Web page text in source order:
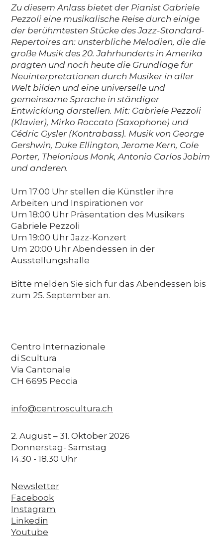
Zu diesem Anlass bietet der Pianist Gabriele
Pezzoli eine musikalische Reise durch einige
der berühmtesten Stücke des Jazz-Standard-
Repertoires an: unsterbliche Melodien, die die
große Musik des 20. Jahrhunderts in Amerika
prägten und noch heute die Grundlage für
Neuinterpretationen durch Musiker in aller
Welt bilden und eine universelle und
gemeinsame Sprache in ständiger
Entwicklung darstellen. Mit: Gabriele Pezzoli
(Klavier), Mirko Roccato (Saxophone) und
Cédric Gysler (Kontrabass). Musik von George
Gershwin, Duke Ellington, Jerome Kern, Cole
Porter, Thelonious Monk, Antonio Carlos Jobim
und anderen.
Um 17:00 Uhr stellen die Künstler ihre
Arbeiten und Inspirationen vor
Um 18:00 Uhr Präsentation des Musikers
Gabriele Pezzoli
Um 19:00 Uhr Jazz-Konzert
Um 20:00 Uhr Abendessen in der
Ausstellungshalle
Bitte melden Sie sich für das Abendessen bis
zum 25. September an.
Centro Internazionale
di Scultura
Via Cantonale
CH 6695 Peccia
info@centroscultura.ch
2. August – 31. Oktober 2026
Donnerstag- Samstag
14.30 - 18.30 Uhr
Newsletter
Facebook
Instagram
Linkedin
Youtube